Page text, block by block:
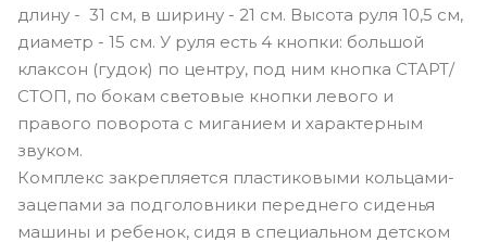
длину - 31 см, в ширину - 21 см. Высота руля 10,5 см,
диаметр - 15 см. У руля есть 4 кнопки: большой
клаксон (гудок) по центру, под ним кнопка СТАРТ/
СТОП, по бокам световые кнопки левого и
правого поворота с миганием и характерным
звуком.
Комплекс закрепляется пластиковыми кольцами-
зацепами за подголовники переднего сиденья
машины и ребенок, сидя в специальном детском